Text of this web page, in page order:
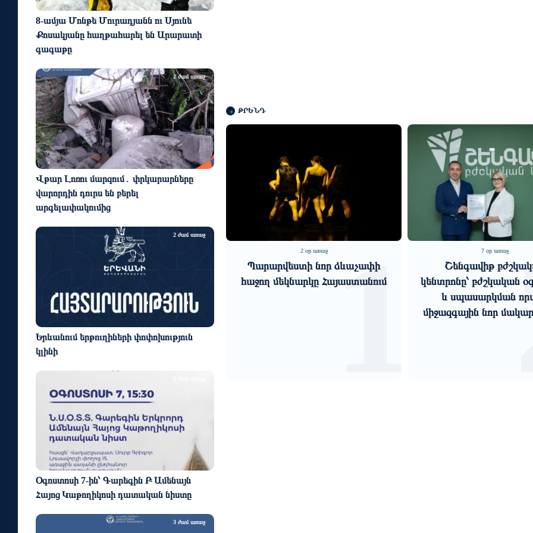
8-ամյա Մոնթե Մուրադյանն ու Սյունե
Քոսակյանը հաղթահարել են Արարատի
գագաթը
Վթար Լոռու մարզում․ փրկարարները
վարորդին դուրս են բերել
արգելափակումից
2 ժամ առաջ
Երևանում երթուղիների փոփոխություն
կլինի
2 ժամ առաջ
Օգոստոսի 7-ին՝ Գարեգին Բ Ամենայն
Հայոց Կաթողիկոսի դատական նիստը
3 ժամ առաջ
ԹՐԵՆԴ
2 օր առաջ
Պարարվեստի նոր ձևաչափի
1 7 օր առաջ
Շենգավիթ բժշկական
կենտրոնը՝ բժշկական օգնության
2 6 օր առաջ
«Մերձավոր Արևելքի
խաղը․ նեղուցները
ճնշման գործիք»․
Զաքարյան